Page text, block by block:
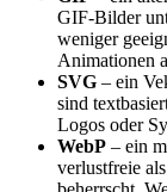
GIF-Bilder
weniger
Animationen
SVG – ein
sind
Logos oder
WebP – ein
verlustfreie